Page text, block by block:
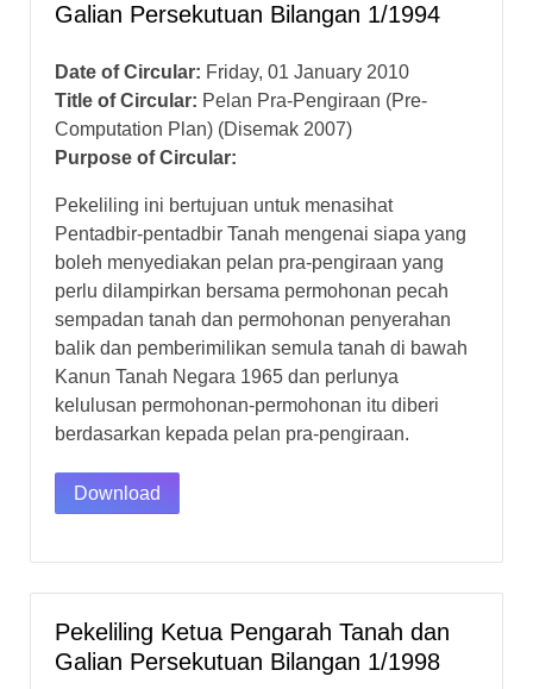
Galian Persekutuan Bilangan 1/1994
Date of Circular: Friday, 01 January 2010
Title of Circular: Pelan Pra-Pengiraan (Pre-
Computation Plan) (Disemak 2007)
Purpose of Circular:
Pekeliling ini bertujuan untuk menasihat
Pentadbir-pentadbir Tanah mengenai siapa yang
boleh menyediakan pelan pra-pengiraan yang
perlu dilampirkan bersama permohonan pecah
sempadan tanah dan permohonan penyerahan
balik dan pemberimilikan semula tanah di bawah
Kanun Tanah Negara 1965 dan perlunya
kelulusan permohonan-permohonan itu diberi
berdasarkan kepada pelan pra-pengiraan.
Download
Pekeliling Ketua Pengarah Tanah dan
Galian Persekutuan Bilangan 1/1998